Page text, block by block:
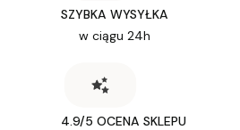
SZYBKA WYSYŁKA
w ciągu 24h
4.9/5 OCENA SKLEPU